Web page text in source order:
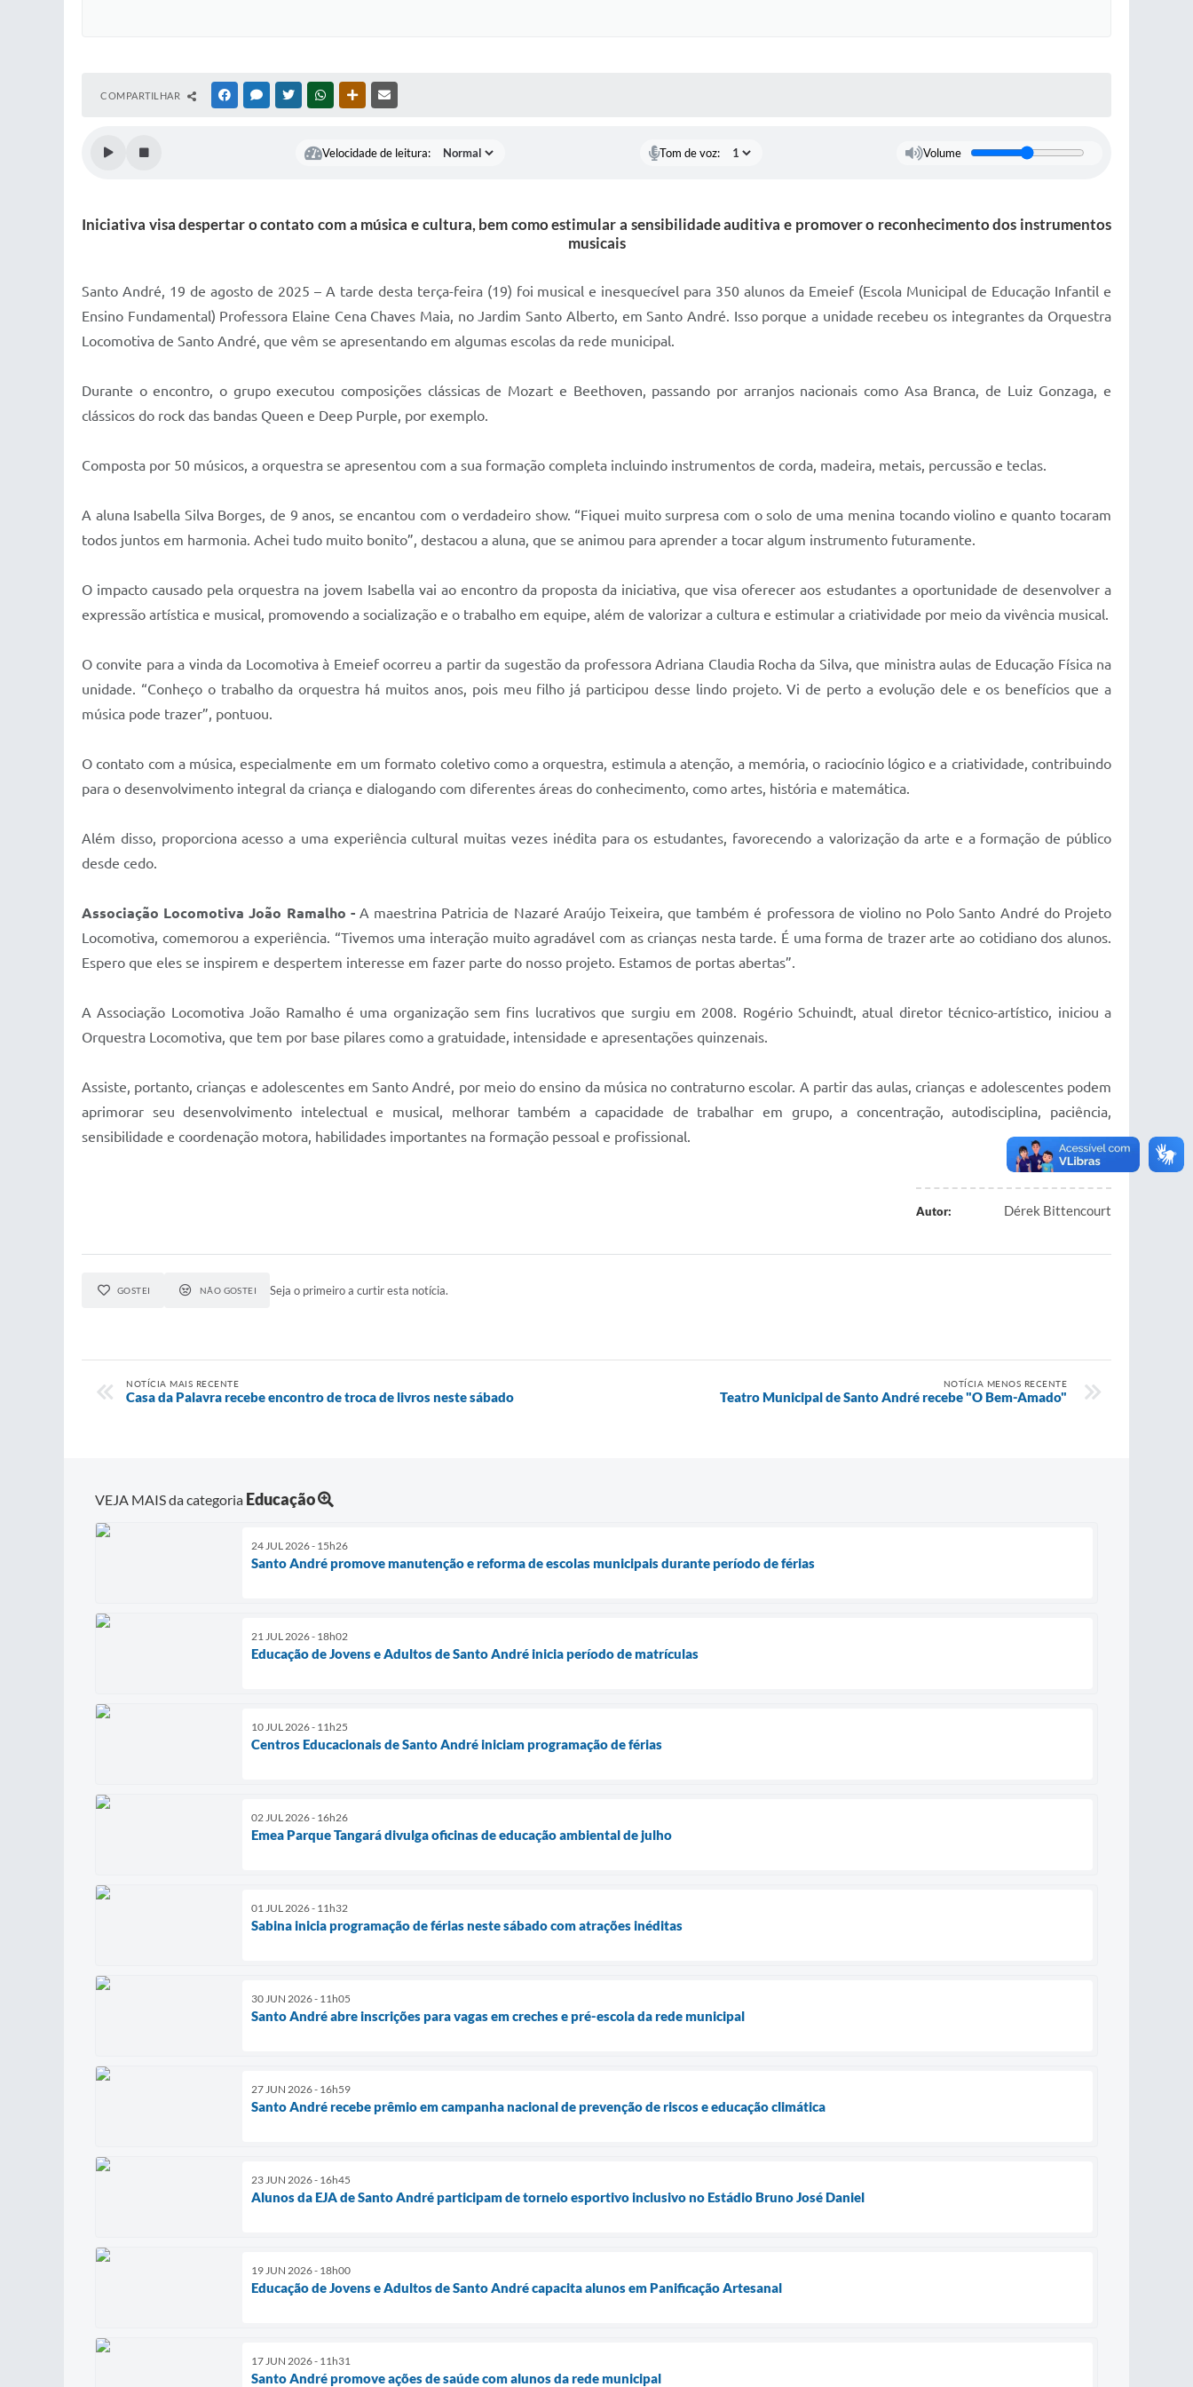
COMPARTILHAR FACEBOOKMESSENGER
TWITTERWHATSAPPOUTRAS MÍDIAS
Velocidade de leitura: Tom de voz: Volume
Iniciativa visa despertar o contato com a música e cultura, bem como estimular a sensibilidade auditiva e promover o reconhecimento dos instrumentos
musicais
Santo André, 19 de agosto de 2025 – A tarde desta terça-feira (19) foi musical e inesquecível para 350 alunos da Emeief (Escola Municipal de Educação Infantil e
Ensino Fundamental) Professora Elaine Cena Chaves Maia, no Jardim Santo Alberto, em Santo André. Isso porque a unidade recebeu os integrantes da Orquestra
Locomotiva de Santo André, que vêm se apresentando em algumas escolas da rede municipal.
Durante o encontro, o grupo executou composições clássicas de Mozart e Beethoven, passando por arranjos nacionais como Asa Branca, de Luiz Gonzaga, e
clássicos do rock das bandas Queen e Deep Purple, por exemplo.
Composta por 50 músicos, a orquestra se apresentou com a sua formação completa incluindo instrumentos de corda, madeira, metais, percussão e teclas.
A aluna Isabella Silva Borges, de 9 anos, se encantou com o verdadeiro show. “Fiquei muito surpresa com o solo de uma menina tocando violino e quanto tocaram
todos juntos em harmonia. Achei tudo muito bonito”, destacou a aluna, que se animou para aprender a tocar algum instrumento futuramente.
O impacto causado pela orquestra na jovem Isabella vai ao encontro da proposta da iniciativa, que visa oferecer aos estudantes a oportunidade de desenvolver a
expressão artística e musical, promovendo a socialização e o trabalho em equipe, além de valorizar a cultura e estimular a criatividade por meio da vivência musical.
O convite para a vinda da Locomotiva à Emeief ocorreu a partir da sugestão da professora Adriana Claudia Rocha da Silva, que ministra aulas de Educação Física na
unidade. “Conheço o trabalho da orquestra há muitos anos, pois meu filho já participou desse lindo projeto. Vi de perto a evolução dele e os benefícios que a
música pode trazer”, pontuou.
O contato com a música, especialmente em um formato coletivo como a orquestra, estimula a atenção, a memória, o raciocínio lógico e a criatividade, contribuindo
para o desenvolvimento integral da criança e dialogando com diferentes áreas do conhecimento, como artes, história e matemática.
Além disso, proporciona acesso a uma experiência cultural muitas vezes inédita para os estudantes, favorecendo a valorização da arte e a formação de público
desde cedo.
Associação Locomotiva João Ramalho -A maestrina Patricia de Nazaré Araújo Teixeira, que também é professora de violino no Polo Santo André do Projeto
Locomotiva, comemorou a experiência. “Tivemos uma interação muito agradável com as crianças nesta tarde. É uma forma de trazer arte ao cotidiano dos alunos.
Espero que eles se inspirem e despertem interesse em fazer parte do nosso projeto. Estamos de portas abertas”.
A Associação Locomotiva João Ramalho é uma organização sem fins lucrativos que surgiu em 2008. Rogério Schuindt, atual diretor técnico-artístico, iniciou a
Orquestra Locomotiva, que tem por base pilares como a gratuidade, intensidade e apresentações quinzenais.
Assiste, portanto, crianças e adolescentes em Santo André, por meio do ensino da música no contraturno escolar. A partir das aulas, crianças e adolescentes podem
aprimorar seu desenvolvimento intelectual e musical, melhorar também a capacidade de trabalhar em grupo, a concentração, autodisciplina, paciência,
sensibilidade e coordenação motora, habilidades importantes na formação pessoal e profissional.
Autor: Dérek Bittencourt
GOSTEI NÃO GOSTEI Seja o primeiro a curtir esta notícia.
NOTÍCIA MAIS RECENTE
Casa da Palavra recebe encontro de troca de livros neste sábado
NOTÍCIA MENOS RECENTE
Teatro Municipal de Santo André recebe "O Bem-Amado"
VEJA MAIS da categoria Educação
24 JUL 2026 - 15h26
Santo André promove manutenção e reforma de escolas municipais durante período de férias
21 JUL 2026 - 18h02
Educação de Jovens e Adultos de Santo André inicia período de matrículas
10 JUL 2026 - 11h25
Centros Educacionais de Santo André iniciam programação de férias
02 JUL 2026 - 16h26
Emea Parque Tangará divulga oficinas de educação ambiental de julho
01 JUL 2026 - 11h32
Sabina inicia programação de férias neste sábado com atrações inéditas
30 JUN 2026 - 11h05
Santo André abre inscrições para vagas em creches e pré-escola da rede municipal
27 JUN 2026 - 16h59
Santo André recebe prêmio em campanha nacional de prevenção de riscos e educação climática
23 JUN 2026 - 16h45
Alunos da EJA de Santo André participam de torneio esportivo inclusivo no Estádio Bruno José Daniel
19 JUN 2026 - 18h00
Educação de Jovens e Adultos de Santo André capacita alunos em Panificação Artesanal
17 JUN 2026 - 11h31
Santo André promove ações de saúde com alunos da rede municipal